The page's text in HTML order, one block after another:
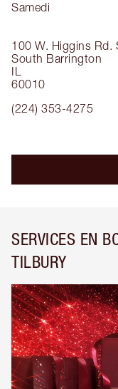
100 W. Higgins Rd.
South Barrington
IL
60010
(224) 353-4275
Samedi
SERVICES EN
TILBURY